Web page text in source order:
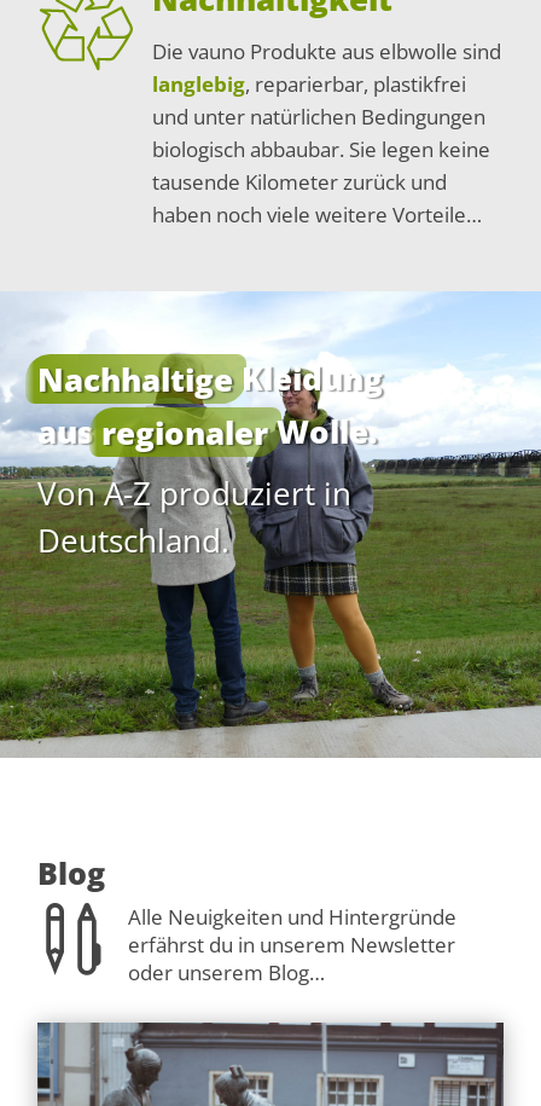
Die vauno Produkte aus elbwolle sind
langlebig, reparierbar, plastikfrei
und unter natürlichen Bedingungen
biologisch abbaubar. Sie legen keine
tausende Kilometer zurück und
haben noch viele weitere Vorteile…
NachhaltigeKleidung
ausregionalerWolle.
Von A-Z produziert in
Deutschland.
Blog

Alle Neuigkeiten und Hintergründe
erfährst du in unserem Newsletter
oder unserem Blog…